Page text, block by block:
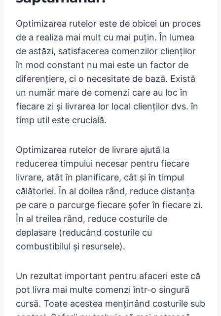
Optimizarea rutelor este de obicei un proces
de a realiza mai mult cu mai puțin. În lumea
de astăzi, satisfacerea comenzilor clienților
în mod constant nu mai este un factor de
diferențiere, ci o necesitate de bază. Există
un număr mare de comenzi care au loc în
fiecare zi și livrarea lor local clienților dvs. în
timp util este crucială.
Optimizarea rutelor de livrare ajută la
reducerea timpului necesar pentru fiecare
livrare, atât în planificare, cât și în timpul
călătoriei. În al doilea rând, reduce distanța
pe care o parcurge fiecare șofer în fiecare zi.
În al treilea rând, reduce costurile de
deplasare (reducând costurile cu
combustibilul și resursele).
Un rezultat important pentru afaceri este că
pot livra mai multe comenzi într-o singură
cursă. Toate acestea menținând costurile sub